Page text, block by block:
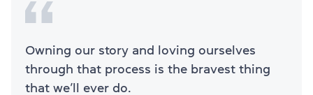
Owning our story and loving ourselves
through that process is the bravest thing
that we’ll ever do.